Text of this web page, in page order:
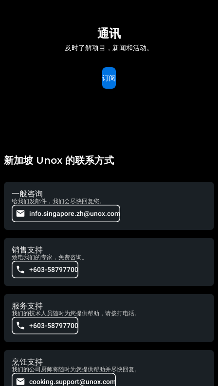
通讯
及时了解项目，新闻和活动。
订阅
新加坡 Unox 的联系方式
一般咨询
给我们发邮件，我们会尽快回复您。
info.singapore.zh@unox.com
销售支持
致电我们的专家，免费咨询。
+603-58797700
服务支持
我们的技术人员随时为您提供帮助，请拨打电话。
+603-58797700
烹饪支持
我们的公司厨师将随时为您提供帮助并尽快回复。
cooking.support@unox.com